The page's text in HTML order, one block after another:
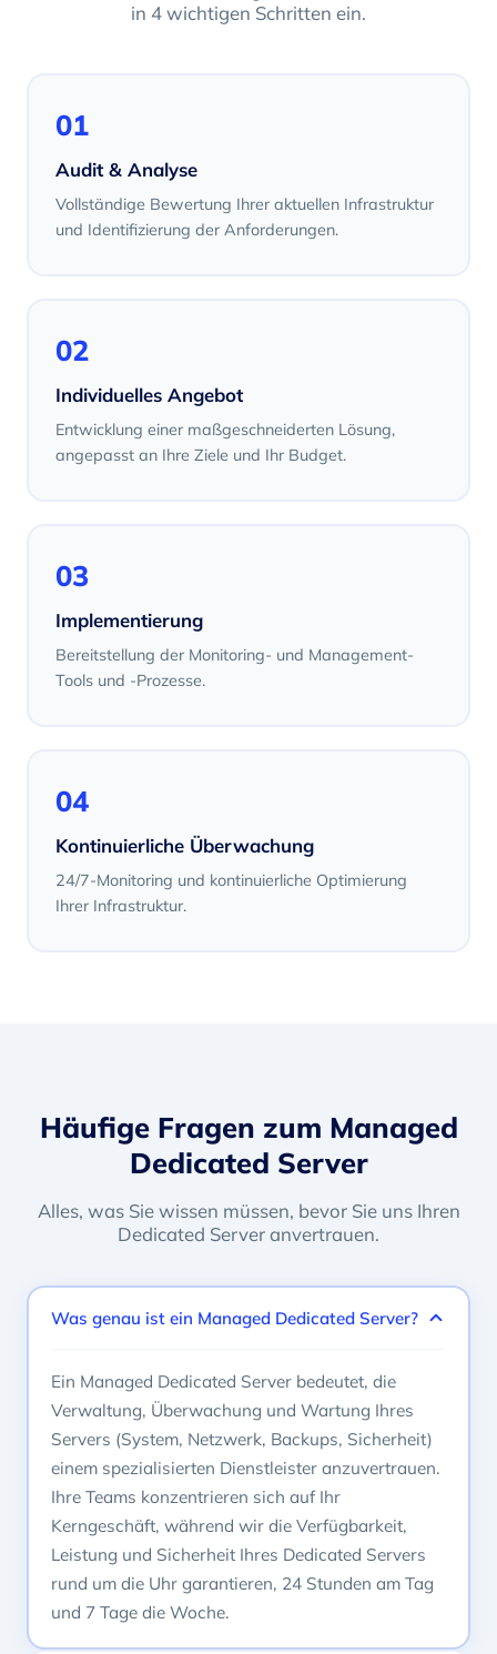
in 4 wichtigen Schritten ein.
01
Audit & Analyse
Vollständige Bewertung Ihrer aktuellen Infrastruktur
und Identifizierung der Anforderungen.
02
Individuelles Angebot
Entwicklung einer maßgeschneiderten Lösung,
angepasst an Ihre Ziele und Ihr Budget.
03
Implementierung
Bereitstellung der Monitoring- und Management-
Tools und -Prozesse.
04
Kontinuierliche Überwachung
24/7-Monitoring und kontinuierliche Optimierung
Ihrer Infrastruktur.
Häufige Fragen zum Managed
Dedicated Server
Alles, was Sie wissen müssen, bevor Sie uns Ihren
Dedicated Server anvertrauen.
Was genau ist ein Managed Dedicated Server?
Ein Managed Dedicated Server bedeutet, die
Verwaltung, Überwachung und Wartung Ihres
Servers (System, Netzwerk, Backups, Sicherheit)
einem spezialisierten Dienstleister anzuvertrauen.
Ihre Teams konzentrieren sich auf Ihr
Kerngeschäft, während wir die Verfügbarkeit,
Leistung und Sicherheit Ihres Dedicated Servers
rund um die Uhr garantieren, 24 Stunden am Tag
und 7 Tage die Woche.